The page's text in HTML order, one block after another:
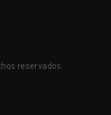
reservados.